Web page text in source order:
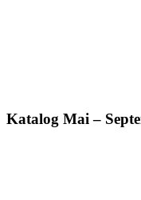
Katalog Mai –